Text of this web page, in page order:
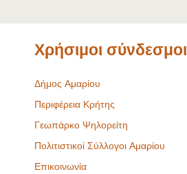
Χρήσιμοι σύνδεσμοι
Δήμος Αμαρίου
Περιφέρεια Κρήτης
Γεωπάρκο Ψηλορείτη
Πολιτιστικοί Σύλλογοι Αμαρίου
Επικοινωνία